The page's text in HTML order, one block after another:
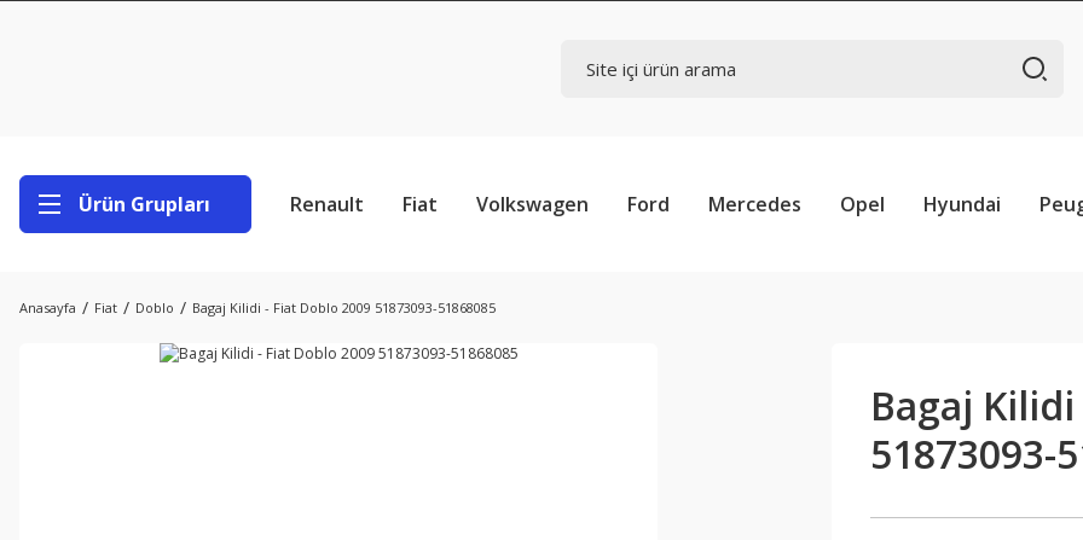
Ürün Grupları Renault Fiat Volkswagen Ford Mercedes Opel Hyundai
Anasayfa Fiat Doblo Bagaj Kilidi - Fiat Doblo 2009 51873093-51868085
Bagaj
51873093-